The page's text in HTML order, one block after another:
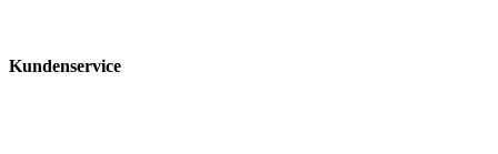
Kundenservice